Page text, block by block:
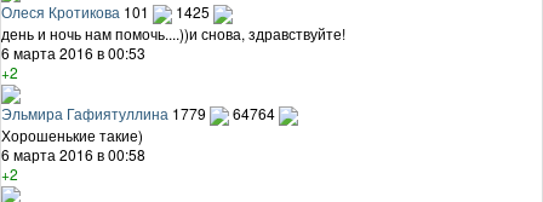
Олеся Кротикова 101
1425
день и ночь нам помочь....))и снова, здравствуйте!
6 марта 2016 в 00:53
+2
Эльмира Гафиятуллина 1779
64764
Хорошенькие такие)
6 марта 2016 в 00:58
+2